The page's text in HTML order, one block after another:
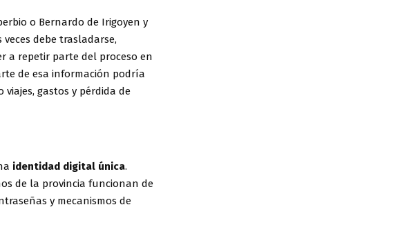
o Bernardo de Irigoyen y
debe trasladarse,
a repetir parte del proceso en
de esa información podría
gastos y pérdida de
identidad digital única.
de la provincia funcionan de
y mecanismos de